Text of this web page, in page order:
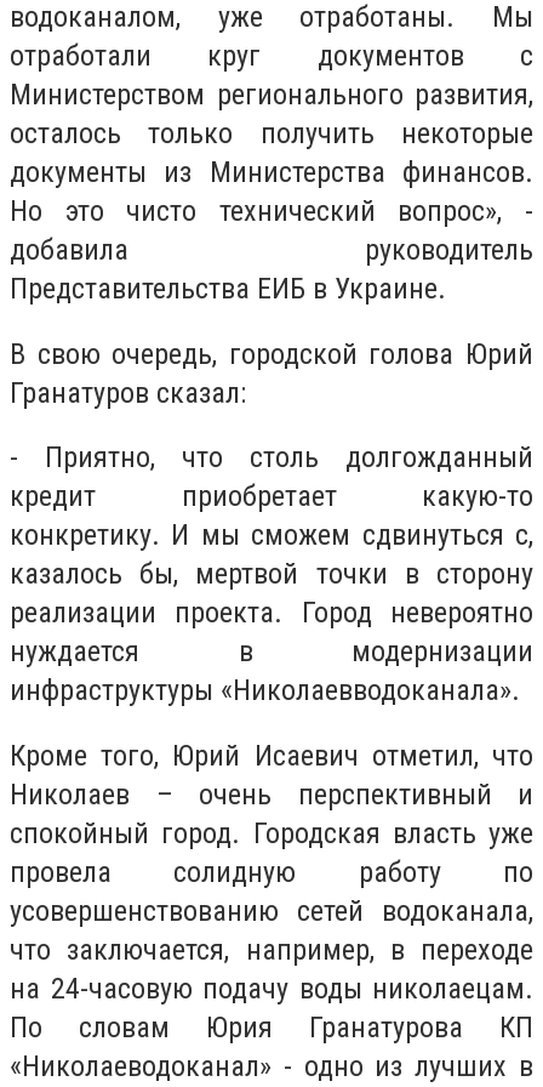
водоканалом, уже отработаны. Мы
отработали круг документов с
Министерством регионального развития,
осталось только получить некоторые
документы из Министерства финансов.
Но это чисто технический вопрос», -
добавила руководитель
Представительства ЕИБ в Украине.
В свою очередь, городской голова Юрий
Гранатуров сказал:
- Приятно, что столь долгожданный
кредит приобретает какую-то
конкретику. И мы сможем сдвинуться с,
казалось бы, мертвой точки в сторону
реализации проекта. Город невероятно
нуждается в модернизации
инфраструктуры «Николаевводоканала».
Кроме того, Юрий Исаевич отметил, что
Николаев – очень перспективный и
спокойный город. Городская власть уже
провела солидную работу по
усовершенствованию сетей водоканала,
что заключается, например, в переходе
на 24-часовую подачу воды николаецам.
По словам Юрия Гранатурова КП
«Николаеводоканал» - одно из лучших в